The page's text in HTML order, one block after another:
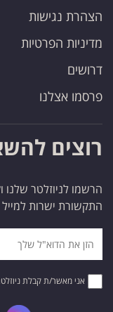
הצהרת נגישות
מדיניות הפרטיות
דרושים
פרסמו אצלנו
רוצים
הרשמו לניוזלטר
התקשורת ישרות למייל
אני מאשר/ת קבלת